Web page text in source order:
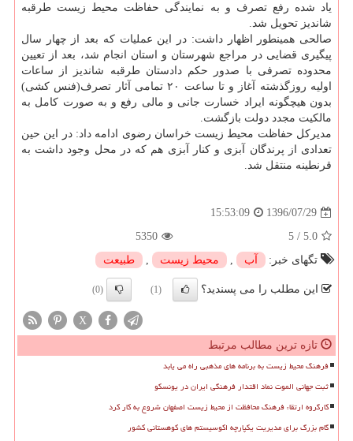
یاد شده رفع تصرف و به نمایندگی حفاظت محیط زیست طرقبه
شاندیز تحویل شد.
صالحی همینطور اظهار داشت: در این عملیات كه بعد از چهار سال
پیگیری قضایی در مراجع شهرستان و استان انجام شد، بعد از تعیین
محدوده تصرفی با صدور حكم دادستان طرقبه شاندیز از ساعات
اولیه روزگذشته آغاز و تا ساعت ۲۰ تمامی آثار تصرف(فنس كشی)
بدون هیچگونه ایراد خسارت جانی و مالی رفع و به صورت كامل به
مالكیت مجدد دولت بازگشت.
مدیركل حفاظت محیط زیست خراسان رضوی ادامه داد: در این حین
تعدادی از پرندگان آبزی و كنار آبزی هم كه در محل وجود داشت به
قرنطینه منتقل شد.
1396/07/29
15:53:09
5.0
/
5
5350
تگهای خبر:
آب , محیط زیست , طبیعت
این مطلب را می پسندید؟ (1)
(0)
X
تازه ترین مطالب مرتبط
فرهنگ محیط زیست به برنامه های مذهبی راه می یابد
ثبت جهانی الموت نماد اقتدار فرهنگی ایران در یونسکو
کارگروه ارتقاء فرهنگ محافظت از محیط زیست اصفهان شروع به کار کرد
گام بزرگ برای مدیریت یکپارچه اکوسیستم های کوهستانی کشور